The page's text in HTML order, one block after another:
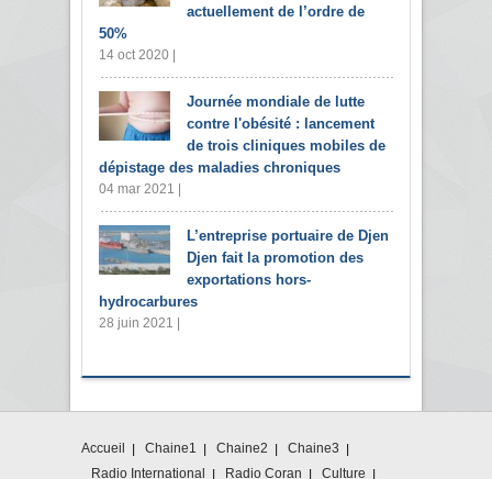
actuellement de l’ordre de
50%
14 oct 2020 |
Journée mondiale de lutte
contre l'obésité : lancement
de trois cliniques mobiles de
dépistage des maladies chroniques
04 mar 2021 |
L’entreprise portuaire de Djen
Djen fait la promotion des
exportations hors-
hydrocarbures
28 juin 2021 |
Accueil Chaine1 Chaine2
Chaine3
Radio International
Radio Coran Culture